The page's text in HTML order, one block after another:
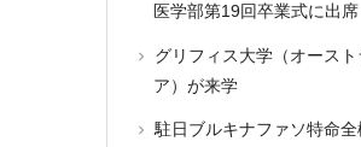
医学部第19回卒業式に出席
グリフィス大学（オースト
ア）が来学
駐日ブルキナファソ特命全